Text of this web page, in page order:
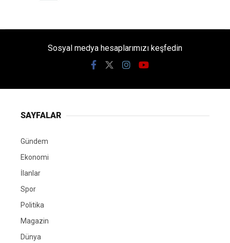
Sosyal medya hesaplarımızı keşfedin
SAYFALAR
Gündem
Ekonomi
İlanlar
Spor
Politika
Magazin
Dünya